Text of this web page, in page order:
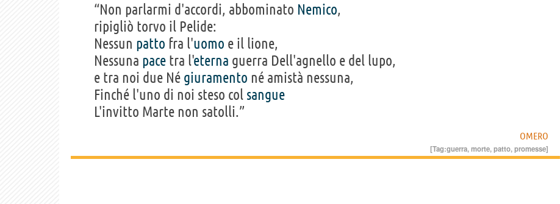
“Non parlarmi d'accordi, abbominato Nemico,
ripigliò torvo il Pelide:
Nessun patto fra l'uomo e il lione,
Nessuna pace tra l'eterna guerra Dell'agnello e del lupo,
e tra noi due Né giuramento né amistà nessuna,
Finché l'uno di noi steso col sangue
L'invitto Marte non satolli.”
OMERO
[Tag:guerra,morte,patto,promesse]